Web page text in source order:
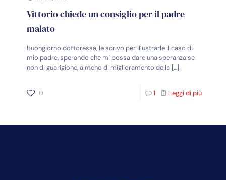
Vittorio chiede un consiglio per il padre
malato
Buongiorno dottoressa, le scrivo per illustrarle il caso di
mio padre, sperando che mi possa dare una speranza se
non di guarigione, almeno di miglioramento della […]
0 1 Leggi di più